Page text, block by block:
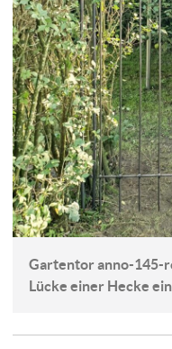
Gartentor anno-145-
Lücke einer Hecke